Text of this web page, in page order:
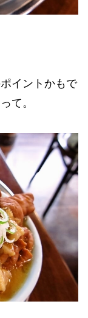
イントかもで
て。